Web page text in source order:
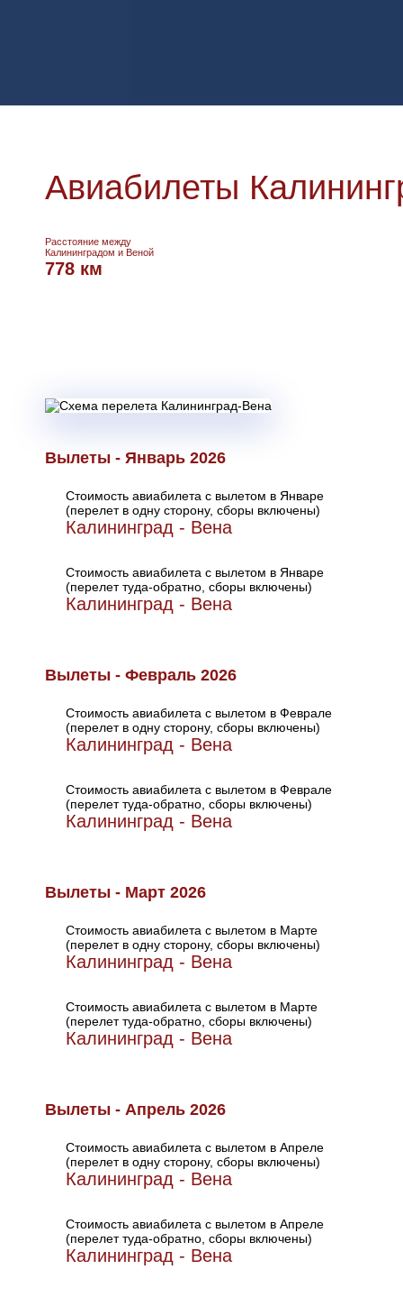
Авиабилеты
Расстояние между
Калининградом и Веной
778 км
Вылеты - Январь 2026
Стоимость авиабилета с вылетом в Январе
(перелет в одну сторону, сборы включены)
Калининград - Вена
Стоимость авиабилета с вылетом в Январе
(перелет туда-обратно, сборы включены)
Калининград - Вена
Вылеты - Февраль 2026
Стоимость авиабилета с вылетом в Феврале
(перелет в одну сторону, сборы включены)
Калининград - Вена
Стоимость авиабилета с вылетом в Феврале
(перелет туда-обратно, сборы включены)
Калининград - Вена
Вылеты - Март 2026
Стоимость авиабилета с вылетом в Марте
(перелет в одну сторону, сборы включены)
Калининград - Вена
Стоимость авиабилета с вылетом в Марте
(перелет туда-обратно, сборы включены)
Калининград - Вена
Вылеты - Апрель 2026
Стоимость авиабилета с вылетом в Апреле
(перелет в одну сторону, сборы включены)
Калининград - Вена
Стоимость авиабилета с вылетом в Апреле
(перелет туда-обратно, сборы включены)
Калининград - Вена